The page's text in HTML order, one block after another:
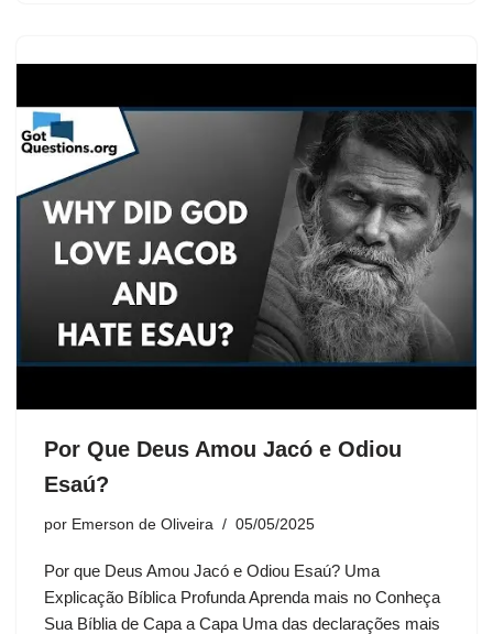
Por Que Deus Amou Jacó e Odiou
Esaú?
por Emerson de Oliveira 05/05/2025
Por que Deus Amou Jacó e Odiou Esaú? Uma
Explicação Bíblica Profunda Aprenda mais no Conheça
Sua Bíblia de Capa a Capa Uma das declarações mais